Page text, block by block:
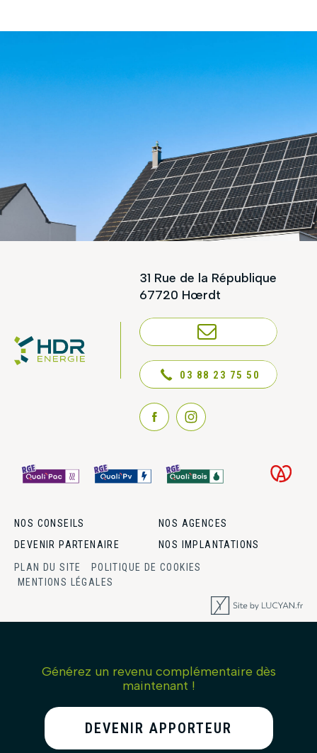
31 Rue de la République
67720 Hœrdt
NOUS CONTACTER
03 88 23 75 50
NOS CONSEILS
NOS AGENCES
DEVENIR PARTENAIRE
NOS IMPLANTATIONS
PLAN DU SITE
POLITIQUE DE COOKIES
MENTIONS LÉGALES
Générez un revenu complémentaire dès
maintenant !
DEVENIR APPORTEUR